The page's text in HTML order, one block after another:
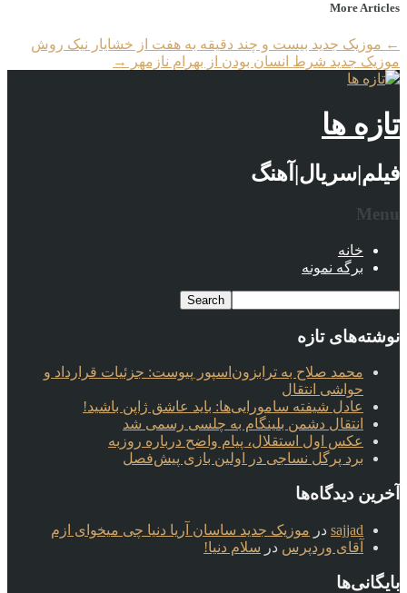
More Articles
← موزیک جدید بیست و چند دقیقه به هفت از خشایار نیک روش
موزیک جدید شرط انسان بودن از بهرام نازمهر
→
تازه ها
فیلم|سریال|آهنگ
Menu
خانه
برگه نمونه
نوشته‌های تازه
محمد صلاح به ترابزون‌اسپور پیوست: جزئیات قرارداد و
حواشی انتقال
عادل شیفته سامورایی‌ها: باید عاشق ژاپن باشید!
انتقال دشمن بلینگام به چلسی رسمی شد
عکس اول استقلال، پیام واضح درباره روزبه
برد پرگل نساجی در اولین بازی پیش‌فصل
آخرین دیدگاه‌ها
sajjad در موزیک جدید ساسان آریا دنیا چی میخوای ازم
آقای وردپرس در سلام دنیا!
بایگانی‌ها